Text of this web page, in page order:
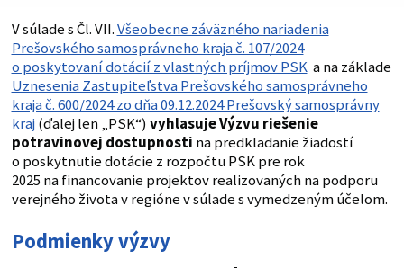
V súlade s Čl. VII.Všeobecne záväzného nariadenia
Prešovského samosprávneho kraja č. 107/2024
o poskytovaní dotácií z vlastných príjmov PSKa na základe
Uznesenia Zastupiteľstva Prešovského samosprávneho
kraja č. 600/2024 zo dňa 09.12.2024 Prešovský samosprávny
kraj(ďalej len „PSK“)vyhlasuje Výzvu riešenie
potravinovej dostupnosti na predkladanie žiadostí
o poskytnutie dotácie z rozpočtu PSK pre rok
2025 na financovanie projektov realizovaných na podporu
verejného života v regióne v súlade s vymedzeným účelom.
Podmienky výzvy